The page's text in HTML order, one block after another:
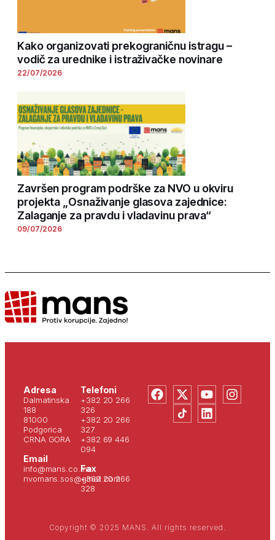
Kako organizovati prekograničnu istragu –
vodič za urednike i istraživačke novinare
22/07/2026
Završen program podrške za NVO u okviru
projekta „Osnaživanje glasova zajednice:
Zalaganje za pravdu i vladavinu prava“
09/07/2026
Adresa
Dalmatinska
188
81000
Podgorica
CRNA GORA
Email
info@mans.co.me
nvomans.sos@gmail.com
Telefoni
+382 20 266
326
+382 20 266
327
+382 69 446
094
Fax
+382 20 266
328
Copyright © 2025 MANS. All rights reserved.